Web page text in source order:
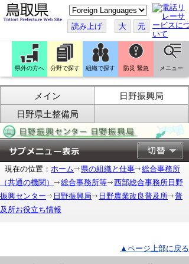
こ
の
ペ
ー
ジ
翻
訳
す
る
読み上げ 大 元
県外の方へ 分野で探す 組織で探す 防災 緊急 メニュー
メイン
日野振興局
日野県土整備局
現在の位置： ホーム 県の組織と仕事
総合事務所
（共通の機関）
総合事務所等
西部総合事務所日野
振興センター
日野振興局 日野農業改良普及所
普
及所お役立ち情報
▲ページ上部に戻る